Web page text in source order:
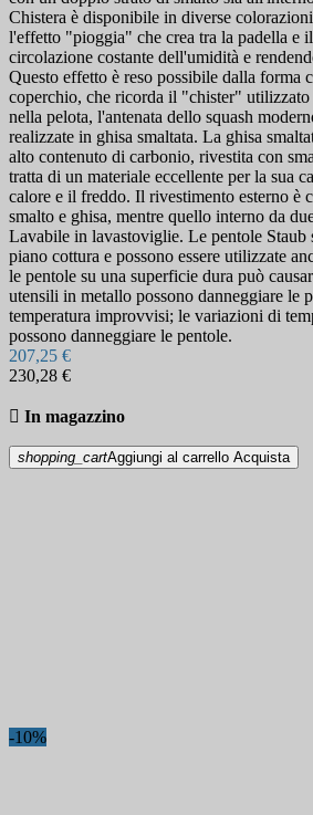
Chistera è disponibile in diverse
l'effetto "pioggia" che crea tra la padella e
circolazione costante dell'umidità e
Questo effetto è reso possibile dalla forma
coperchio, che ricorda il "chister" utilizzato
nella pelota, l'antenata dello squash
realizzate in ghisa smaltata. La ghisa
alto contenuto di carbonio, rivestita con
tratta di un materiale eccellente per la sua
calore e il freddo. Il rivestimento esterno è
smalto e ghisa, mentre quello interno da
Lavabile in lavastoviglie. Le pentole Staub
piano cottura e possono essere utilizzate
le pentole su una superficie dura può
utensili in metallo possono danneggiare le
temperatura improvvisi; le variazioni di
possono danneggiare le pentole.
207,25 €
230,28 €
 In magazzino
shopping_cartAggiungi al carrello Acquista
-10%